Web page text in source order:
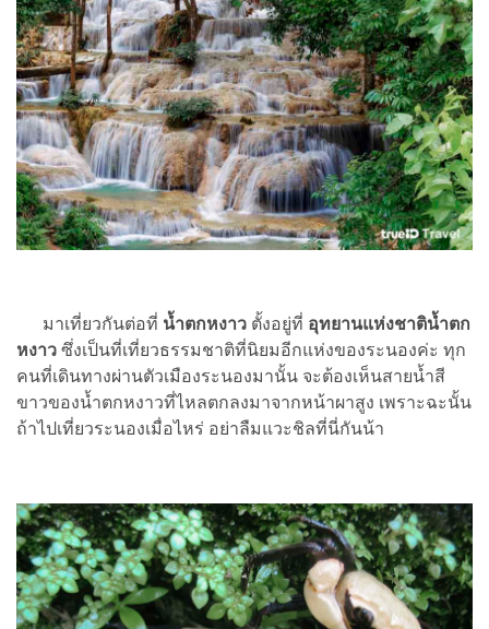
มาเที่ยวกันต่อที่ น้ำตกหงาว ตั้งอยู่ที่ อุทยานแห่งชาติน้ำตก
หงาว ซึ่งเป็นที่เที่ยวธรรมชาติที่นิยมอีกแห่งของระนองค่ะ ทุก
คนที่เดินทางผ่านตัวเมืองระนองมานั้น จะต้องเห็นสายน้ำสี
ขาวของน้ำตกหงาวที่ไหลตกลงมาจากหน้าผาสูง เพราะฉะนั้น
ถ้าไปเที่ยวระนองเมื่อไหร่ อย่าลืมแวะชิลที่นี่กันน้า